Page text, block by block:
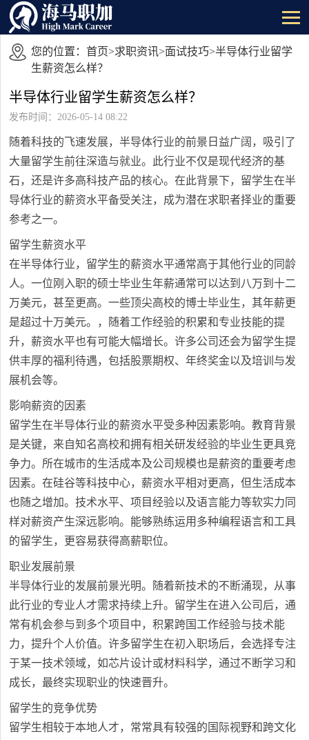
您的位置： 首页>求职资讯>面试技巧>半导体行业留学
生薪资怎么样？
半导体行业留学生薪资怎么样？
发布时间：2026-05-14 08:22
随着科技的飞速发展，半导体行业的前景日益广阔，吸引了
大量留学生前往深造与就业。此行业不仅是现代经济的基
石，还是许多高科技产品的核心。在此背景下，留学生在半
导体行业的薪资水平备受关注，成为潜在求职者择业的重要
参考之一。
留学生薪资水平
在半导体行业，留学生的薪资水平通常高于其他行业的同龄
人。一位刚入职的硕士毕业生年薪通常可以达到八万到十二
万美元，甚至更高。一些顶尖高校的博士毕业生，其年薪更
是超过十万美元。，随着工作经验的积累和专业技能的提
升，薪资水平也有可能大幅增长。许多公司还会为留学生提
供丰厚的福利待遇，包括股票期权、年终奖金以及培训与发
展机会等。
影响薪资的因素
留学生在半导体行业的薪资水平受多种因素影响。教育背景
是关键，来自知名高校和拥有相关研发经验的毕业生更具竞
争力。所在城市的生活成本及公司规模也是薪资的重要考虑
因素。在硅谷等科技中心，薪资水平相对更高，但生活成本
也随之增加。技术水平、项目经验以及语言能力等软实力同
样对薪资产生深远影响。能够熟练运用多种编程语言和工具
的留学生，更容易获得高薪职位。
职业发展前景
半导体行业的发展前景光明。随着新技术的不断涌现，从事
此行业的专业人才需求持续上升。留学生在进入公司后，通
常有机会参与到多个项目中，积累跨国工作经验与技术能
力，提升个人价值。许多留学生在初入职场后，会选择专注
于某一技术领域，如芯片设计或材料科学，通过不断学习和
成长，最终实现职业的快速晋升。
留学生的竞争优势
留学生相较于本地人才，常常具有较强的国际视野和跨文化